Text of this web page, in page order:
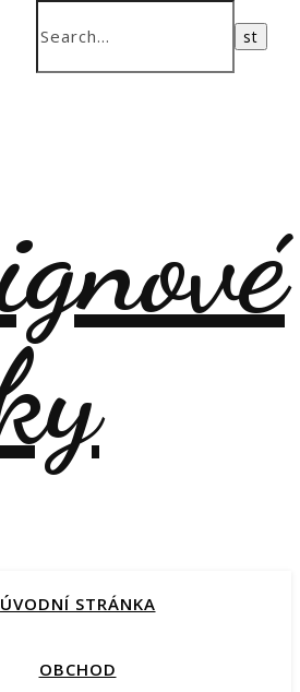
ÚVODNÍ STRÁNKA
OBCHOD